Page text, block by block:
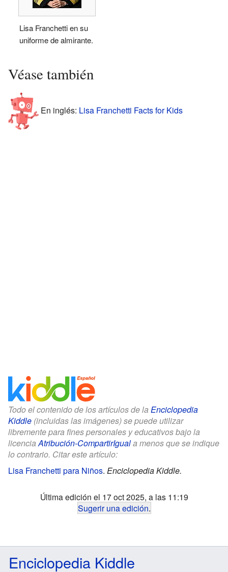
Lisa Franchetti en su
uniforme de almirante.
Véase también
En inglés: Lisa Franchetti Facts for Kids
Todo el contenido de los artículos de la Enciclopedia
Kiddle (incluidas las imágenes) se puede utilizar
libremente para fines personales y educativos bajo la
licenciaAtribución-CompartirIguala menos que se indique
lo contrario. Citar este artículo:
Lisa Franchetti para Niños. Enciclopedia Kiddle.
Última edición el 17 oct 2025, a las 11:19
Sugerir una edición.
Enciclopedia Kiddle